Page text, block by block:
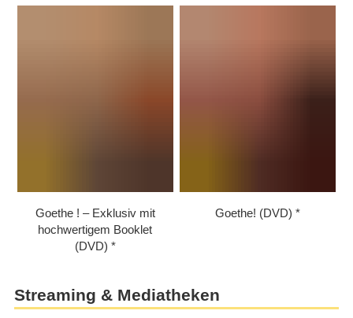
Goethe ! – Exklusiv mit
hochwertigem Booklet
(DVD)
Goethe! (DVD)
Streaming & Mediatheken